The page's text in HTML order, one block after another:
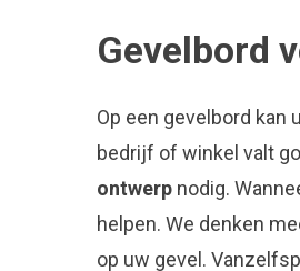
Gevelbord
Op een gevelbord kan
bedrijf of winkel valt
ontwerp nodig.
helpen. We denken
op uw gevel.